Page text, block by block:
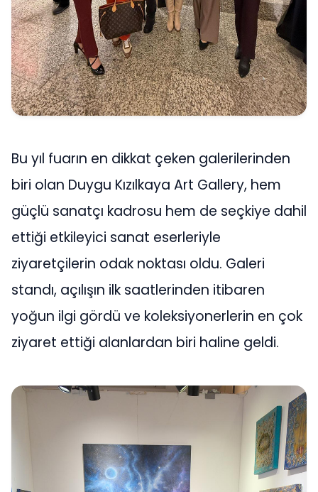
Bu yıl fuarın en dikkat çeken galerilerinden
biri olan Duygu Kızılkaya Art Gallery, hem
güçlü sanatçı kadrosu hem de seçkiye dahil
ettiği etkileyici sanat eserleriyle
ziyaretçilerin odak noktası oldu. Galeri
standı, açılışın ilk saatlerinden itibaren
yoğun ilgi gördü ve koleksiyonerlerin en çok
ziyaret ettiği alanlardan biri haline geldi.